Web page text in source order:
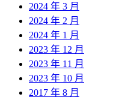
2024 年 3 月
2024 年 2 月
2024 年 1 月
2023 年 12 月
2023 年 11 月
2023 年 10 月
2017 年 8 月